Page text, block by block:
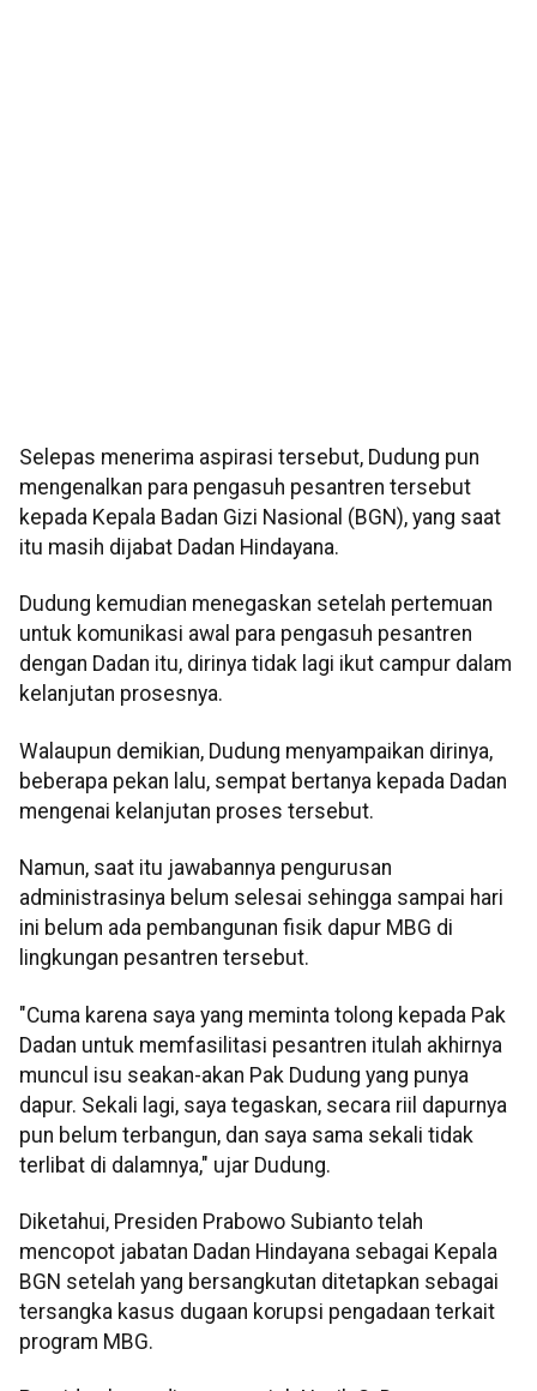
Selepas menerima aspirasi tersebut, Dudung pun
mengenalkan para pengasuh pesantren tersebut
kepada Kepala Badan Gizi Nasional (BGN), yang saat
itu masih dijabat Dadan Hindayana.
Dudung kemudian menegaskan setelah pertemuan
untuk komunikasi awal para pengasuh pesantren
dengan Dadan itu, dirinya tidak lagi ikut campur dalam
kelanjutan prosesnya.
Walaupun demikian, Dudung menyampaikan dirinya,
beberapa pekan lalu, sempat bertanya kepada Dadan
mengenai kelanjutan proses tersebut.
Namun, saat itu jawabannya pengurusan
administrasinya belum selesai sehingga sampai hari
ini belum ada pembangunan fisik dapur MBG di
lingkungan pesantren tersebut.
"Cuma karena saya yang meminta tolong kepada Pak
Dadan untuk memfasilitasi pesantren itulah akhirnya
muncul isu seakan-akan Pak Dudung yang punya
dapur. Sekali lagi, saya tegaskan, secara riil dapurnya
pun belum terbangun, dan saya sama sekali tidak
terlibat di dalamnya," ujar Dudung.
Diketahui, Presiden Prabowo Subianto telah
mencopot jabatan Dadan Hindayana sebagai Kepala
BGN setelah yang bersangkutan ditetapkan sebagai
tersangka kasus dugaan korupsi pengadaan terkait
program MBG.